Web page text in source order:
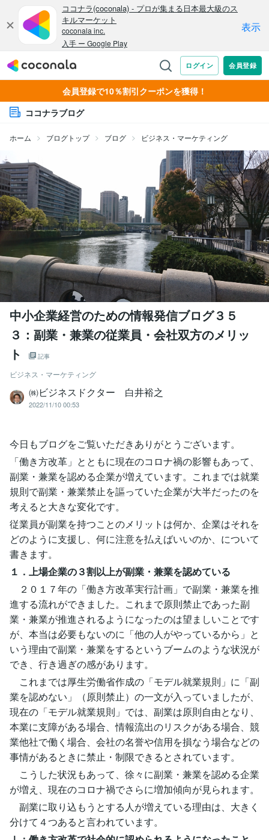
会員登録で10％割引クーポンを獲得！
ココナラブログ
ホーム ブログトップ ブログ ビジネス・マーケティング
中小企業経営のための情報発信ブログ３５
３：副業・兼業の従業員・会社双方のメリッ
ト
記事
ビジネス・マーケティング
㈱ビジネスドクター 白井裕之
2022/11/10 00:53
今日もブログをご覧いただきありがとうございます。
「働き方改革」とともに現在のコロナ禍の影響もあって、
副業・兼業を認める企業が増えています。これまでは就業
規則で副業・兼業禁止を謳っていた企業が大半だったのを
考えると大きな変化です。
従業員が副業を持つことのメリットは何か、企業はそれを
どのように支援し、何に注意を払えばいいのか、について
書きます。
１．上場企業の３割以上が副業・兼業を認めている
２０１７年の「働き方改革実行計画」で副業・兼業を推
進する流れができました。これまで原則禁止であった副
業・兼業が推進されるようになったのは望ましいことです
が、本当は必要もないのに「他の人がやっているから」と
いう理由で副業・兼業をするというブームのような状況が
でき、行き過ぎの感があります。
これまでは厚生労働省作成の「モデル就業規則」に「副
業を認めない」（原則禁止）の一文が入っていましたが、
現在の「モデル就業規則」では、副業は原則自由となり、
本業に支障がある場合、情報流出のリスクがある場合、競
業他社で働く場合、会社の名誉や信用を損なう場合などの
事情があるときに禁止・制限できるとされています。
こうした状況もあって、徐々に副業・兼業を認める企業
が増え、現在のコロナ禍でさらに増加傾向が見られます。
副業に取り込もうとする人が増えている理由は、大きく
分けて４つあると言われています。